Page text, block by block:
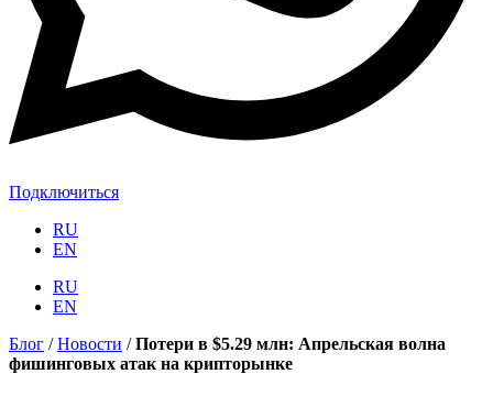
Подключиться
RU
EN
RU
EN
Блог /Новости /Потери в $5.29 млн: Апрельская волна
фишинговых атак на крипторынке